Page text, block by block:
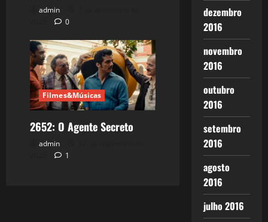
admin
0
Filmes&Músicas
2652: O Agente Secreto
admin
1
dezembro
2016
novembro
2016
outubro
2016
setembro
2016
agosto
2016
julho 2016